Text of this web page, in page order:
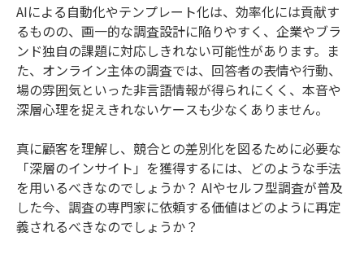
AIによる自動化やテンプレート化は、効率化には貢献す
るものの、画一的な調査設計に陥りやすく、企業やブラ
ンド独自の課題に対応しきれない可能性があります。ま
た、オンライン主体の調査では、回答者の表情や行動、
場の雰囲気といった非言語情報が得られにくく、本音や
深層心理を捉えきれないケースも少なくありません。
真に顧客を理解し、競合との差別化を図るために必要な
「深層のインサイト」を獲得するには、どのような手法
を用いるべきなのでしょうか？ AIやセルフ型調査が普及
した今、調査の専門家に依頼する価値はどのように再定
義されるべきなのでしょうか？